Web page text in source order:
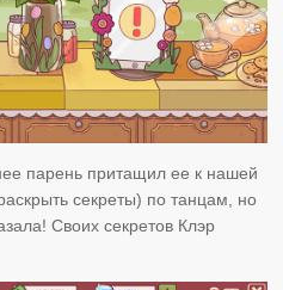
парень притащил ее к нашей
секреты) по танцам, но
Своих секретов Клэр